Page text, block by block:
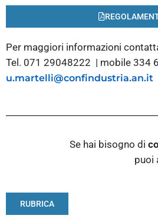
Per maggiori informazioni
Tel. 071 29048222 | mobile 334
u.martelli@confindustria.an.it
Se hai bisogno di
puoi
RUBRICA